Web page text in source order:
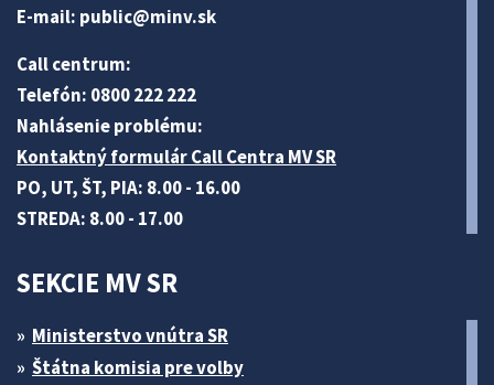
E-mail: public@minv.sk
Call centrum:
Telefón: 0800 222 222
Nahlásenie problému:
Kontaktný formulár Call Centra MV SR
PO, UT, ŠT, PIA: 8.00 - 16.00
STREDA: 8.00 - 17.00
SEKCIE MV SR
Ministerstvo vnútra SR
Štátna komisia pre volby